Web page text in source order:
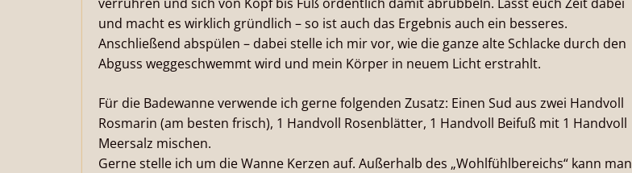
und macht es wirklich gründlich – so ist auch das Ergebnis auch ein besseres.
Anschließend abspülen – dabei stelle ich mir vor, wie die ganze alte Schlacke durch den
Abguss weggeschwemmt wird und mein Körper in neuem Licht erstrahlt.
Für die Badewanne verwende ich gerne folgenden Zusatz: Einen Sud aus zwei Handvoll
Rosmarin (am besten frisch), 1 Handvoll Rosenblätter, 1 Handvoll Beifuß mit 1 Handvoll
Meersalz mischen.
Gerne stelle ich um die Wanne Kerzen auf. Außerhalb des „Wohlfühlbereichs“ kann man